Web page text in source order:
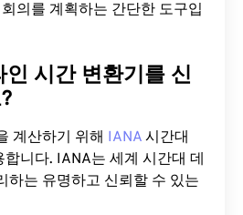
의를 계획하는 간단한 도구입
시간 변환기를 신
계산하기 위해 IANA 시간대
니다. IANA는 세계 시간대 데
하는 유명하고 신뢰할 수 있는